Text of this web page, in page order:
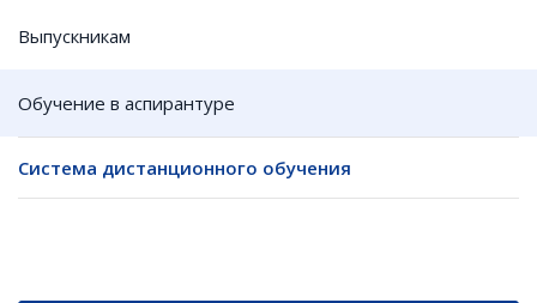
Выпускникам
Обучение в аспирантуре
Система дистанционного обучения